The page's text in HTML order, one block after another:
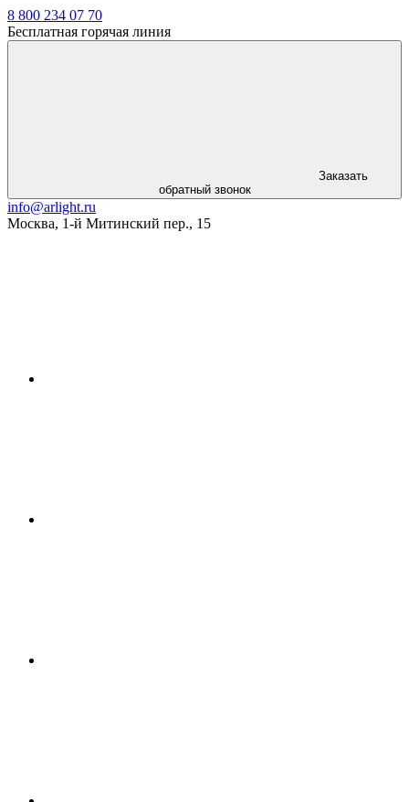
8 800 234 07 70
Бесплатная горячая линия
Заказать
обратный звонок
info@arlight.ru
Москва, 1-й Митинский пер., 15